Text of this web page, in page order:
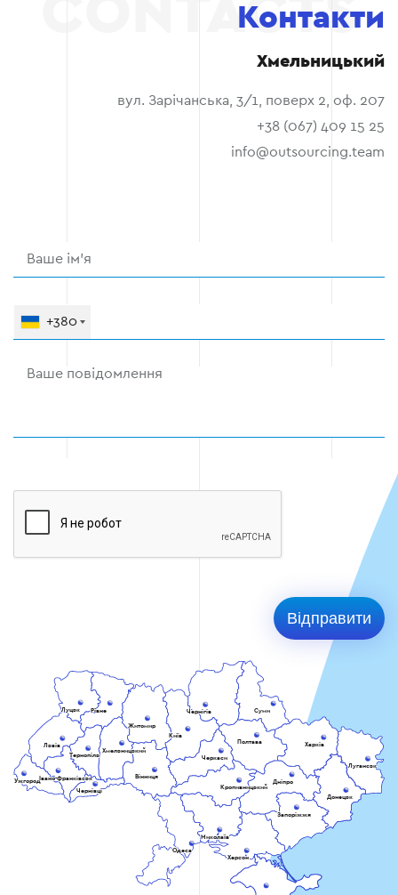
Львів
Луцьк Рівне
Вінниця
Хмельницький
Житомир
Чернівці
УжгородІвано-Франківськ
Тернопіль
Київ
Чернігів Суми
Полтава Харків
Луганськ
Донецьк
Дніпро
Черкаси
Кропивницький
Одеса
Запоріжжя
Херсон
Миколаїв
Контакти
Хмельницький
вул. Зарічанська, 3/1, поверх 2, оф. 207
+38 (067) 409 15 25
info@outsourcing.team
+380